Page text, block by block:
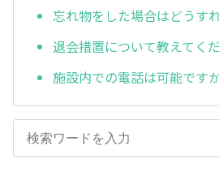
忘れ物をした場合はどうす
退会措置について教えてくだ
施設内での電話は可能です